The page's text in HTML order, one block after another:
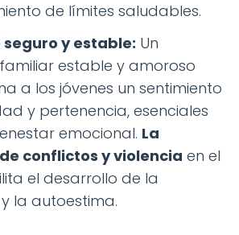
de límites saludables.
y estable: Un
estable y amoroso
a los jóvenes un sentimiento
y pertenencia, esenciales
emocional. La
conflictos y violencia en el
el desarrollo de la
la autoestima.